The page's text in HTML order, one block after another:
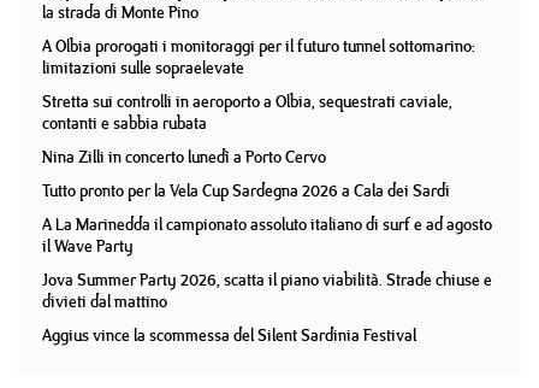
la strada di Monte Pino
A Olbia prorogati i monitoraggi per il futuro tunnel sottomarino:
limitazioni sulle sopraelevate
Stretta sui controlli in aeroporto a Olbia, sequestrati caviale,
contanti e sabbia rubata
Nina Zilli in concerto lunedì a Porto Cervo
Tutto pronto per la Vela Cup Sardegna 2026 a Cala dei Sardi
A La Marinedda il campionato assoluto italiano di surf e ad agosto
il Wave Party
Jova Summer Party 2026, scatta il piano viabilità. Strade chiuse e
divieti dal mattino
Aggius vince la scommessa del Silent Sardinia Festival